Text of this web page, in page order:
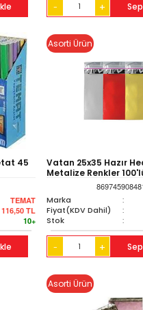
- +
45
TEMAT
116,50 TL
10+
Asorti Ürün
Vatan 25x35 Hazır
Metalize Renkler
Marka
:
Fiyat(KDV Dahil) :
Stok :
- +
Asorti Ürün